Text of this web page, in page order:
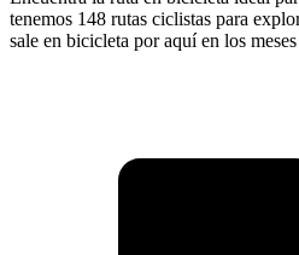
tenemos 148 rutas ciclistas para
sale en bicicleta por aquí en los